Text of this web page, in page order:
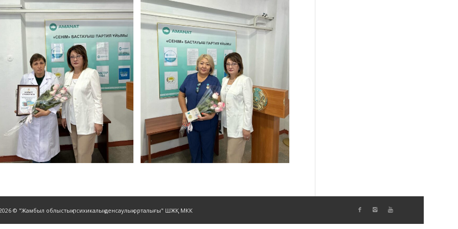
© "Жамбыл облыстық психикалық денсаулық орталығы" ШЖҚ МКК